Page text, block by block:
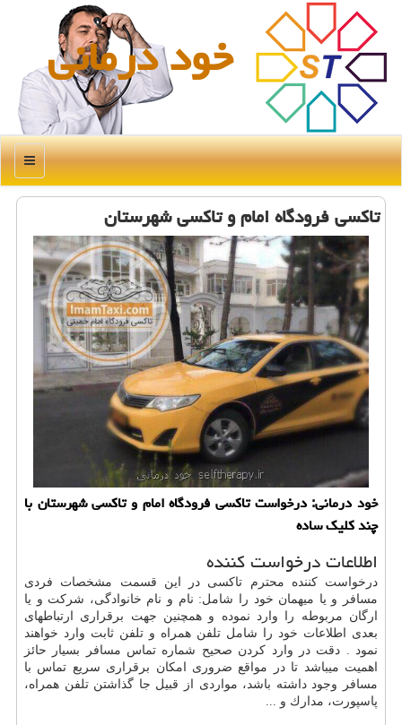
خود درمانی
منو
تاكسی فرودگاه امام و تاكسی شهرستان
خود درمانی: درخواست تاكسی فرودگاه امام و تاكسی شهرستان با
چند كلیك ساده
اطلاعات درخواست کننده
درخواست كننده محترم تاكسی در این قسمت مشخصات فردی
مسافر و یا میهمان خود را شامل: نام و نام خانوادگی، شركت و یا
ارگان مربوطه را وارد نموده و همچنین جهت برقراری ارتباطهای
بعدی اطلاعات خود را شامل تلفن همراه و تلفن ثابت وارد خواهند
نمود . دقت در وارد كردن صحیح شماره تماس مسافر بسیار حائز
اهمیت میباشد تا در مواقع ضروری امكان برقراری سریع تماس با
مسافر وجود داشته باشد، مواردی از قبیل جا گذاشتن تلفن همراه،
پاسپورت، مدارك و ...